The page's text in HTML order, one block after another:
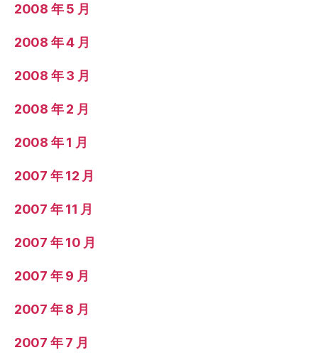
2008 年 5 月
2008 年 4 月
2008 年 3 月
2008 年 2 月
2008 年 1 月
2007 年 12 月
2007 年 11 月
2007 年 10 月
2007 年 9 月
2007 年 8 月
2007 年 7 月